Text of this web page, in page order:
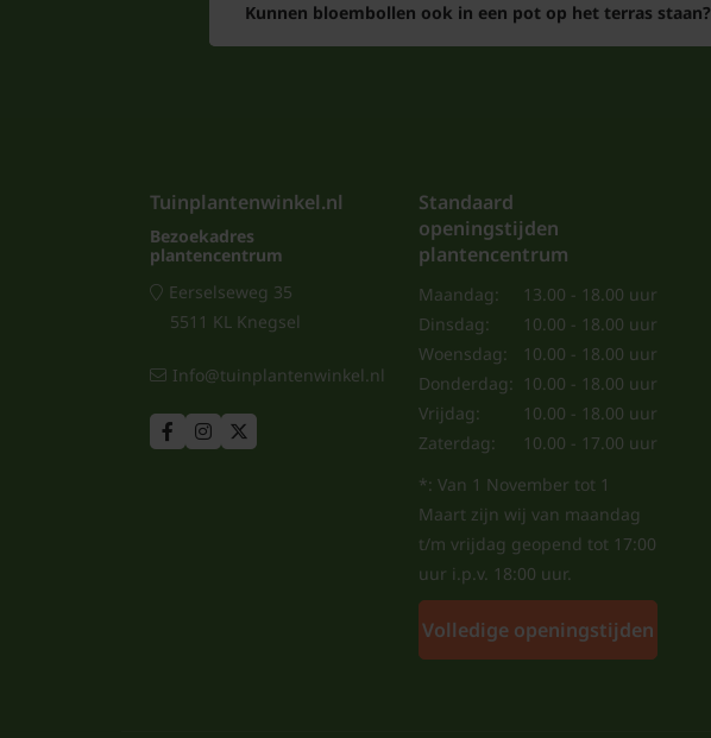
Kunnen bloembollen ook in een pot op het terras staan?
Tuinplantenwinkel.nl
Bezoekadres
plantencentrum
Eerselseweg 35
5511 KL Knegsel
Info@tuinplantenwinkel.nl
Standaard
openingstijden
plantencentrum
Maandag:
13.00 - 18.00 uur
Dinsdag:
10.00 - 18.00 uur
Woensdag:
10.00 - 18.00 uur
Donderdag: 10.00 - 18.00 uur
Vrijdag:
10.00 - 18.00 uur
Zaterdag:
10.00 - 17.00 uur
*: Van 1 November tot 1
Maart zijn wij van maandag
t/m vrijdag geopend tot 17:00
uur i.p.v. 18:00 uur.
Volledige openingstijden